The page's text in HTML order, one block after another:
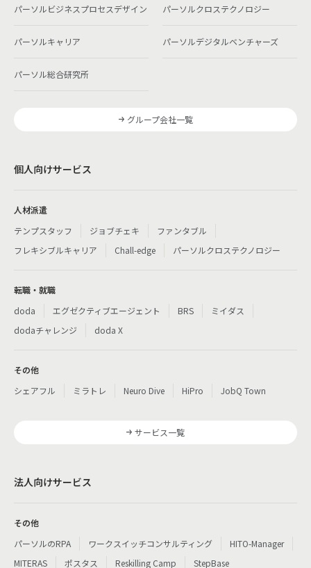
パーソルビジネスプロセスデザイン パーソルクロステクノロジー
パーソルキャリア パーソルデジタルベンチャーズ
パーソル総合研究所
グループ会社一覧
個人向けサービス
人材派遣
テンプスタッフ
ジョブチェキ
ファンタブル
フレキシブルキャリア
Chall-edge パーソルクロステクノロジー
転職・就職
doda
エグゼクティブエージェント BRS
ミイダス
dodaチャレンジ
doda X
その他
シェアフル
ミラトレ Neuro Dive HiPro JobQ Town
サービス一覧
法人向けサービス
その他
パーソルのRPA
ワークスイッチコンサルティング
HITO-Manager
MITERAS
ポスタス Reskilling Camp StepBase